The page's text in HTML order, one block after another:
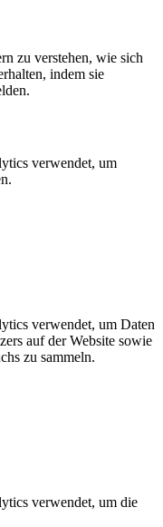
zu verstehen, wie sich
indem sie
verwendet, um
verwendet, um Daten
auf der Website sowie
zu sammeln.
verwendet, um die